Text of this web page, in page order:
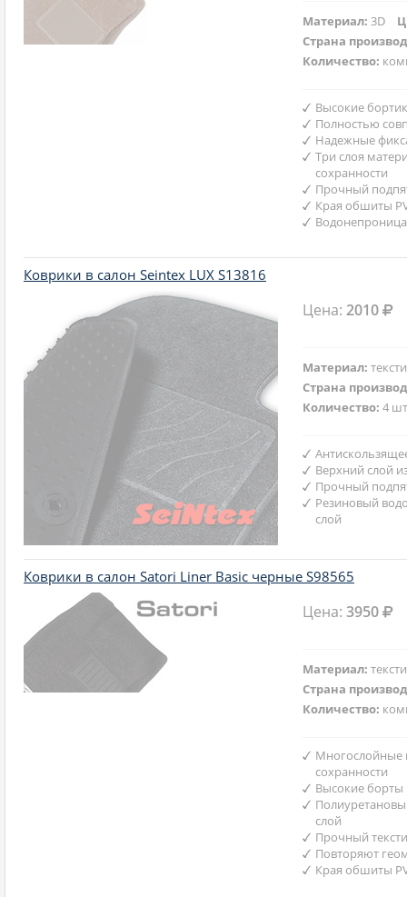
Материал:3D
Страна
Количество:
Высокие
Полностью
Надежные
Три слоя
сохранности
Прочный
Края обшиты
Коврики в салон Seintex LUX S13816
Цена:2010
Материал:
Страна
Количество:4
Верхний слой
Прочный
Резиновый
слой
Коврики в салон Satori Liner Basic черные S98565
Цена:3950
Материал:
Страна
Количество:
Многослойные
сохранности
Высокие борты
слой
Прочный
Повторяют
Края обшиты